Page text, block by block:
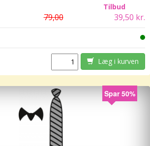
Tilbud
79,00 39,50 kr.
Læg i kurven
Spar 50%